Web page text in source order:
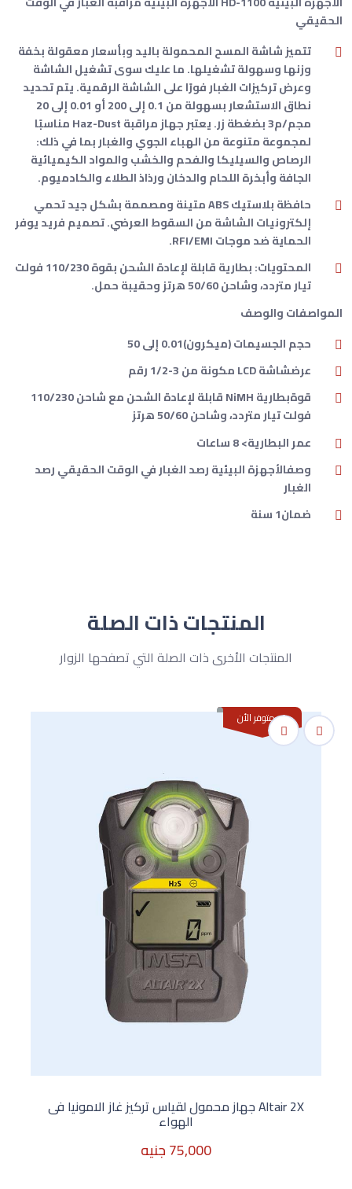
الحقيقي
تتميز شاشة المسح المحمولة باليد وبأسعار معقولة بخفة
وزنها وسهولة تشغيلها. ما عليك سوى تشغيل الشاشة
وعرض تركيزات الغبار فورًا على الشاشة الرقمية. يتم تحديد
نطاق الاستشعار بسهولة من 0.1 إلى 200 أو 0.01 إلى 20
مجم/م3 بضغطة زر. يعتبر جهاز مراقبة Haz-Dust مناسبًا
لمجموعة متنوعة من الهباء الجوي والغبار بما في ذلك:
الرصاص والسيليكا والفحم والخشب والمواد الكيميائية
الجافة وأبخرة اللحام والدخان ورذاذ الطلاء والكادميوم.
حافظة بلاستيك ABS متينة ومصممة بشكل جيد تحمي
إلكترونيات الشاشة من السقوط العرضي. تصميم فريد يوفر
الحماية ضد موجات RFI/EMI.
المحتويات: بطارية قابلة لإعادة الشحن بقوة 110/230 فولت
تيار متردد، وشاحن 50/60 هرتز وحقيبة حمل.
المواصفات والوصف
حجم الجسيمات (ميكرون)0.01 إلى 50
عرضشاشة LCD مكونة من 3-1/2 رقم
قوةبطارية NiMH قابلة لإعادة الشحن مع شاحن 110/230
فولت تيار متردد، وشاحن 50/60 هرتز
عمر البطارية> 8 ساعات
وصفالأجهزة البيئية رصد الغبار في الوقت الحقيقي رصد
الغبار
ضمان1 سنة
المنتجات ذات الصلة
المنتجات الأخرى ذات الصلة التي تصفحها الزوار
غير متوفر الأن
Altair 2X جهاز محمول لقياس تركيز غاز الامونيا فى
الهواء
75,000 جنيه